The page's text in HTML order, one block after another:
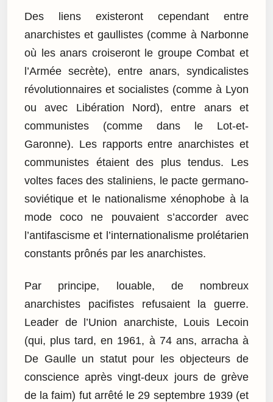
Des liens existeront cependant entre
anarchistes et gaullistes (comme à Narbonne
où les anars croiseront le groupe Combat et
l’Armée secrète), entre anars, syndicalistes
révolutionnaires et socialistes (comme à Lyon
ou avec Libération Nord), entre anars et
communistes (comme dans le Lot-et-
Garonne). Les rapports entre anarchistes et
communistes étaient des plus tendus. Les
voltes faces des staliniens, le pacte germano-
soviétique et le nationalisme xénophobe à la
mode coco ne pouvaient s’accorder avec
l’antifascisme et l’internationalisme prolétarien
constants prônés par les anarchistes.
Par principe, louable, de nombreux
anarchistes pacifistes refusaient la guerre.
Leader de l’Union anarchiste, Louis Lecoin
(qui, plus tard, en 1961, à 74 ans, arracha à
De Gaulle un statut pour les objecteurs de
conscience après vingt-deux jours de grève
de la faim) fut arrêté le 29 septembre 1939 (et